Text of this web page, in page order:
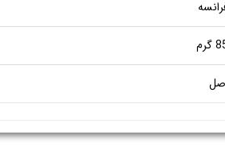
گرم